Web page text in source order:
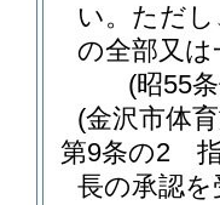
い。 ただ
の全部又
(昭55
(金沢市体
第9条の2
長の承認